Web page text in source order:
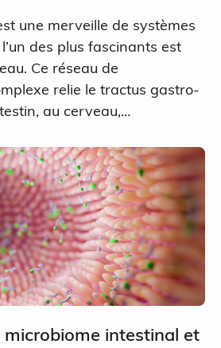
une merveille de systèmes
des plus fascinants est
Ce réseau de
relie le tractus gastro-
au cerveau,…
microbiome intestinal et